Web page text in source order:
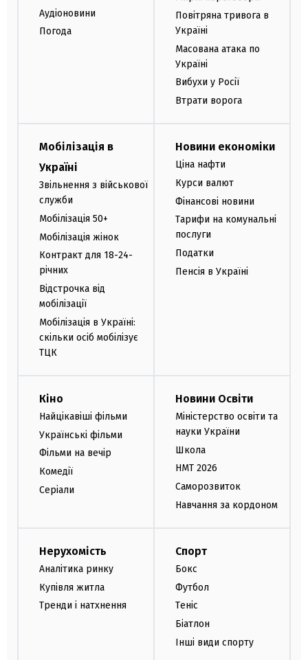
Аудіоновини
Погода
Повітряна тривога в
Україні
Масована атака по
Україні
Вибухи у Росії
Втрати ворога
Мобілізація в
Україні
Звільнення з військової
служби
Мобілізація 50+
Мобілізація жінок
Контракт для 18-24-
річних
Відстрочка від
мобілізації
Мобілізація в Україні:
скільки осіб мобілізує
ТЦК
Новини економіки
Ціна нафти
Курси валют
Фінансові новини
Тарифи на комунальні
послуги
Податки
Пенсія в Україні
Кіно
Найцікавіші фільми
Українські фільми
Фільми на вечір
Комедії
Серіали
Новини Освіти
Міністерство освіти та
науки України
Школа
НМТ 2026
Саморозвиток
Навчання за кордоном
Нерухомість
Аналітика ринку
Купівля житла
Тренди і натхнення
Спорт
Бокс
Футбол
Теніс
Біатлон
Інші види спорту